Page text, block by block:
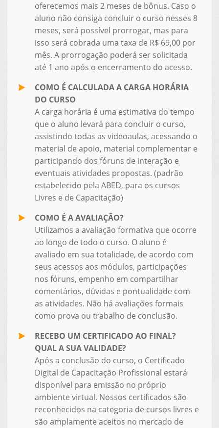
oferecemos mais 2 meses de bônus. Caso o
aluno não consiga concluir o curso nesses 8
meses, será possível prorrogar, mas para
isso será cobrada uma taxa de R$ 69,00 por
mês. A prorrogação poderá ser solicitada
até 1 ano após o encerramento do acesso.
COMO É CALCULADA A CARGA HORÁRIA
DO CURSO
A carga horária é uma estimativa do tempo
que o aluno levará para concluir o curso,
assistindo todas as videoaulas, acessando o
material de apoio, material complementar e
participando dos fóruns de interação e
eventuais atividades propostas. (padrão
estabelecido pela ABED, para os cursos
Livres e de Capacitação)
COMO É A AVALIAÇÃO?
Utilizamos a avaliação formativa que ocorre
ao longo de todo o curso. O aluno é
avaliado em sua totalidade, de acordo com
seus acessos aos módulos, participações
nos fóruns, empenho em compartilhar
comentários, dúvidas e pontualidade com
as atividades. Não há avaliações formais
como prova ou trabalho de conclusão.
RECEBO UM CERTIFICADO AO FINAL?
QUAL A SUA VALIDADE?
Após a conclusão do curso, o Certificado
Digital de Capacitação Profissional estará
disponível para emissão no próprio
ambiente virtual. Nossos certificados são
reconhecidos na categoria de cursos livres e
são amplamente aceitos no mercado de